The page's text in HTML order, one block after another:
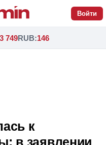
Войти
749RUB:146
к
в заявлении